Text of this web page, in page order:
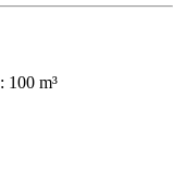
: 100 m³